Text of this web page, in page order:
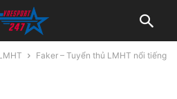
Faker – Tuyển thủ LMHT nổi tiếng